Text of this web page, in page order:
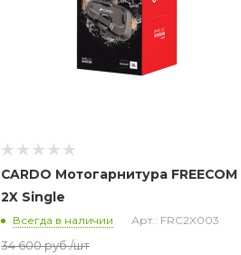
CARDO Мотогарнитура FREECOM
2X Single
Всегда в наличии Арт.: FRC2X003
34 600руб./шт